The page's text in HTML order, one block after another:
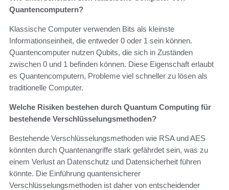
Quantencomputern?
Klassische Computer verwenden Bits als kleinste
Informationseinheit, die entweder 0 oder 1 sein können.
Quantencomputer nutzen Qubits, die sich in Zuständen
zwischen 0 und 1 befinden können. Diese Eigenschaft erlaubt
es Quantencomputern, Probleme viel schneller zu lösen als
traditionelle Computer.
Welche Risiken bestehen durch Quantum Computing für
bestehende Verschlüsselungsmethoden?
Bestehende Verschlüsselungsmethoden wie RSA und AES
könnten durch Quantenangriffe stark gefährdet sein, was zu
einem Verlust an Datenschutz und Datensicherheit führen
könnte. Die Einführung quantensicherer
Verschlüsselungsmethoden ist daher von entscheidender